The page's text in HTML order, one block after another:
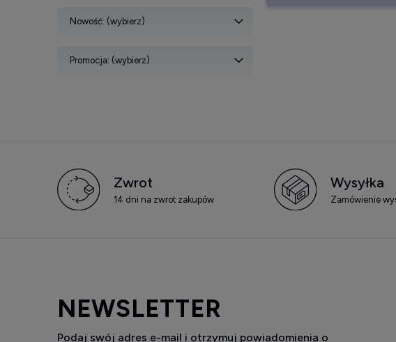
Nowość: (wybierz)
Promocja: (wybierz)
Zwrot
14 dni na zwrot zakupów
Wysyłka
Zamówienie
NEWSLETTER
Podaj swój adres e-mail i otrzymuj powiadomienia o